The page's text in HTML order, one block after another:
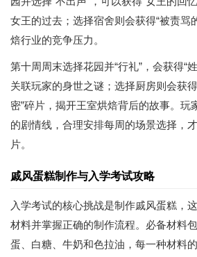
女王的过去；选择宿舍则会获得“被责骂
焙行业的竞争压力。
第十周周末选择花园并“行礼”，会获得“
关联玩家的身世之谜；选择厨房则会获
密”碎片，揭开王室烘焙背后的故事。玩
的剧情线，合理安排每周的场景选择，
片。
戚风蛋糕制作与入学考试攻略
入学考试的核心挑战是制作戚风蛋糕，
材料并掌握正确的制作流程。必备材料
蛋、白糖、牛奶和色拉油，每一种材料